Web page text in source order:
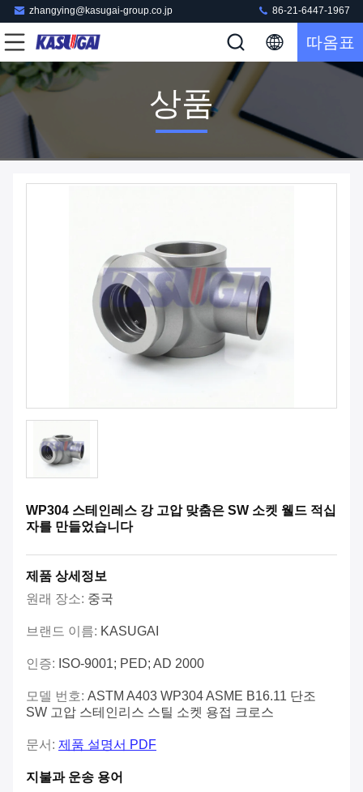
zhangying@kasugai-group.co.jp 86-21-6447-1967
따옴표
상품
WP304 스테인레스 강 고압 맞춤은 SW 소켓 웰드 적십
자를 만들었습니다
제품 상세정보
원래 장소: 중국
브랜드 이름: KASUGAI
인증: ISO-9001; PED; AD 2000
모델 번호: ASTM A403 WP304 ASME B16.11 단조
SW 고압 스테인리스 스틸 소켓 용접 크로스
문서: 제품 설명서 PDF
지불과 운송 용어